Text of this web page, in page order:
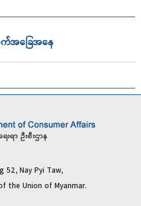
အခြေအနေ
Nay Pyi Taw,
Union of Myanmar.